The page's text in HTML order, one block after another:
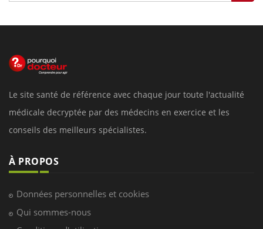
Le site santé de référence avec chaque jour toute l'actualité
médicale decryptée par des médecins en exercice et les
conseils des meilleurs spécialistes.
À PROPOS
Données personnelles et cookies
Qui sommes-nous